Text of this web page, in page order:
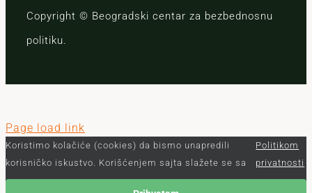
Copyright © Beogradski centar za bezbednosnu
politiku.
Page load link
Koristimo kolačiće (cookies) da bismo unapredili
korisničko iskustvo. Korišćenjem sajta slažete se sa
Politikom
privatnosti